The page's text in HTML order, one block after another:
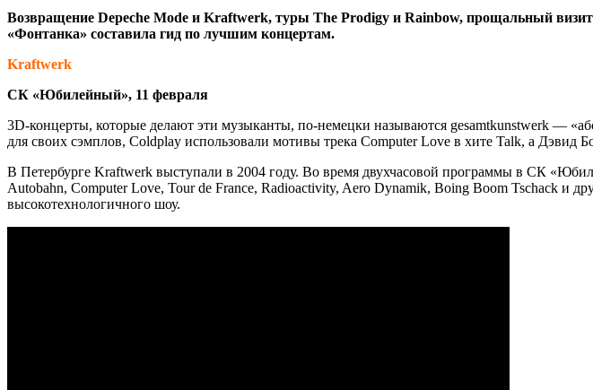
Возвращение Depeche Mode и Kraftwerk, туры The Prodigy и Rainbow, прощальный
«Фонтанка» составила гид по лучшим концертам.
Kraftwerk
СК «Юбилейный», 11 февраля
3D-концерты, которые делают эти музыканты, по-немецки называются gesamtkunstwerk —
для своих сэмплов, Coldplay использовали мотивы трека Computer Love в хите Talk, а
В Петербурге Kraftwerk выступали в 2004 году. Во время двухчасовой программы в СК
Autobahn, Computer Love, Tour de France, Radioactivity, Aero Dynamik, Boing Boom Tschack и
высокотехнологичного шоу.